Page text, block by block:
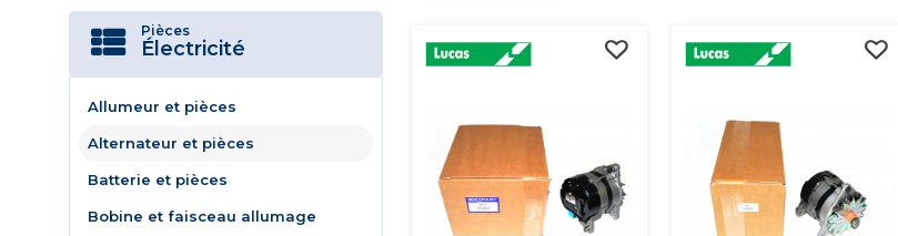
Pièces
Électricité
Allumeur et pièces
Alternateur et pièces
Batterie et pièces
Bobine et faisceau allumage